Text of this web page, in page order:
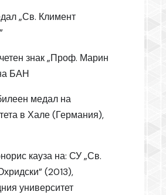
„Св. Климент
знак „Проф. Марин
БАН
медал на
в Хале (Германия),
кауза на: СУ „Св.
(2013),
университет